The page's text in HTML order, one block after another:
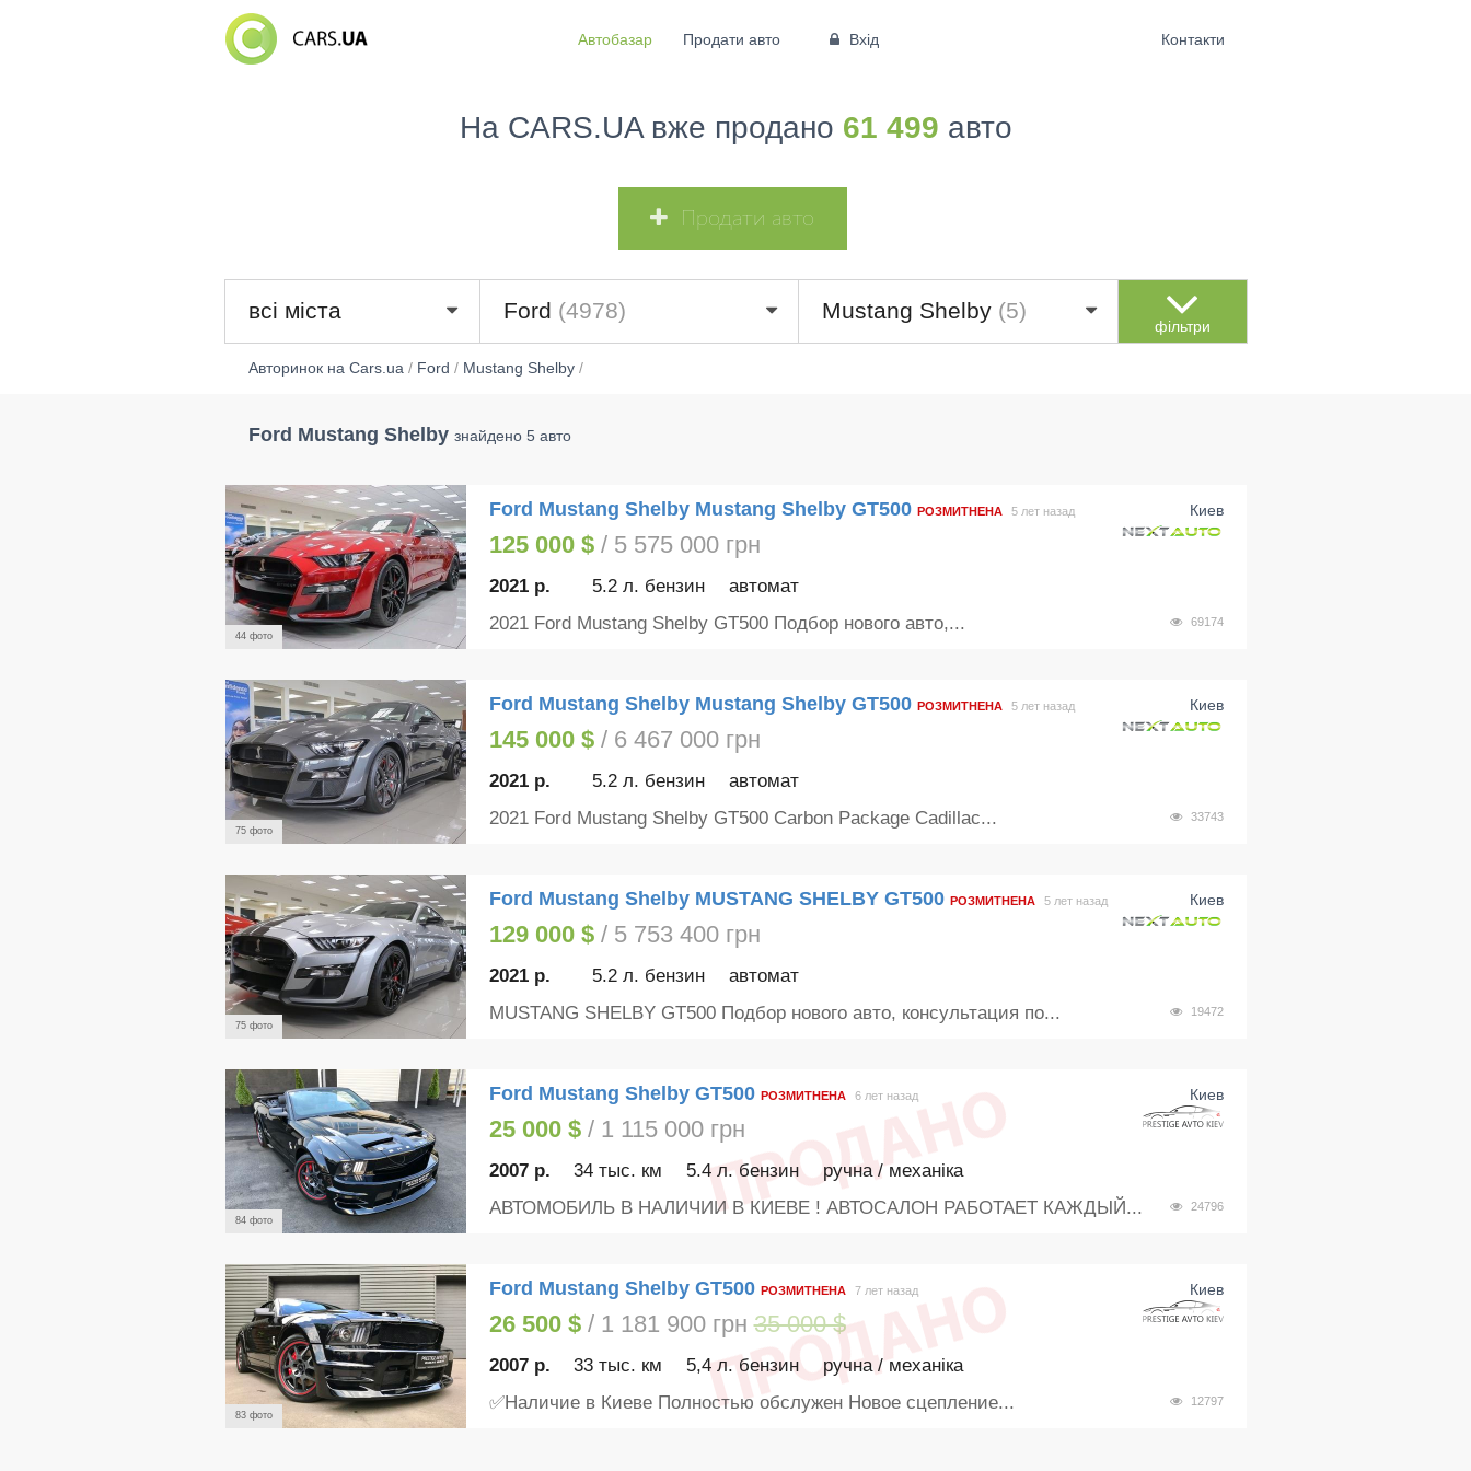
Автобазар Продати авто Вхід Контакти
На CARS.UA вже продано 61 499 авто
Продати авто
всі міста Ford (4978) Mustang Shelby (5)
фільтри
Авторинок на Cars.ua/ Ford / Mustang Shelby/
Ford Mustang Shelby знайдено 5 авто
44 фото
Ford Mustang Shelby Mustang Shelby GT500 РОЗМИТНЕНА Киев
5 лет назад
125 000 $/ 5 575 000 грн
2021 р. 5.2 л. бензин автомат
69174
2021 Ford Mustang Shelby GT500 Подбор нового авто,...
75 фото
Ford Mustang Shelby Mustang Shelby GT500 РОЗМИТНЕНА Киев
5 лет назад
145 000 $/ 6 467 000 грн
2021 р. 5.2 л. бензин автомат
33743
2021 Ford Mustang Shelby GT500 Carbon Package Cadillac...
75 фото
Ford Mustang Shelby MUSTANG SHELBY GT500 РОЗМИТНЕНА Киев
5 лет назад
129 000 $/ 5 753 400 грн
2021 р. 5.2 л. бензин автомат
19472
MUSTANG SHELBY GT500 Подбор нового авто, консультация по...
84 фото
Ford Mustang Shelby GT500 РОЗМИТНЕНА Киев
6 лет назад
25 000 $/ 1 115 000 грн
2007 р. 34 тыс. км 5.4 л. бензин ручна / механіка
24796
АВТОМОБИЛЬ В НАЛИЧИИ В КИЕВЕ ! АВТОСАЛОН РАБОТАЕТ КАЖДЫЙ...
83 фото
Ford Mustang Shelby GT500 РОЗМИТНЕНА Киев
7 лет назад
26 500 $/ 1 181 900 грн35 000 $
2007 р. 33 тыс. км 5,4 л. бензин ручна / механіка
12797
✅Наличие в Киеве Полностью обслужен Новое сцепление...